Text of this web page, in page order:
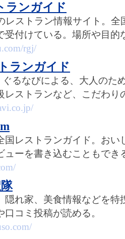
ランガイド
レストラン情報サイト。
受付けている。場所や目的
rgj/
ランガイド
るなびによる、大人のた
レストランなど、こだわり
国レストランガイド。お
ューを書き込むこともでき
隠れ家、美食情報などを特
口コミ投稿が読める。